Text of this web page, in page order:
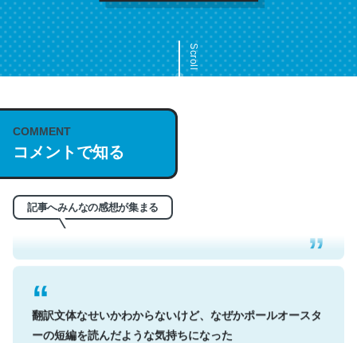
Scroll
COMMENT
コメントで知る
記事へみんなの感想が集まる
これは名文。彼はとてもクレバーなんだろうなと凄く思
う。英語少しでも読める人は原文もお勧め。自分はこの流
─今のこの状況が信じられるかい？ by ラーズ・ヌートバー
翻訳文体なせいかわからないけど、なぜかポールオースタ
ーの短編を読んだような気持ちになった